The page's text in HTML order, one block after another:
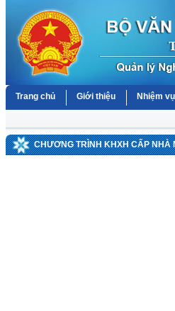
Trang chủ Giới thiệu Nhiệm
CHƯƠNG TRÌNH KHXH CẤP